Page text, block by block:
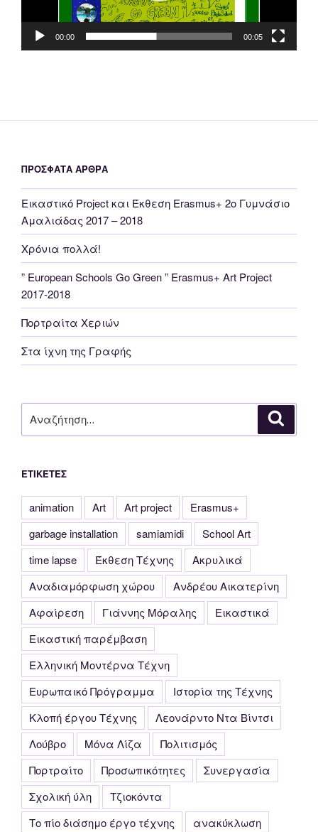
00:00 00:05
ΠΡΌΣΦΑΤΑ ΆΡΘΡΑ
Εικαστικό Project και Έκθεση Erasmus+ 2o Γυμνάσιο
Αμαλιάδας 2017 – 2018
Χρόνια πολλά!
” European Schools Go Green ” Erasmus+ Αrt Project
2017-2018
Πορτραίτα Χεριών
Στα ίχνη της Γραφής
για:
ΕΤΙΚΈΤΕΣ
animation Art Art project
Erasmus+
garbage installation
samiamidi
School Art
time lapse
Έκθεση Τέχνης
Ακρυλικά
Αναδιαμόρφωση χώρου
Ανδρέου Αικατερίνη
Αφαίρεση
Γιάννης Μόραλης
Εικαστικά
Εικαστική παρέμβαση
Ελληνική Μοντέρνα Τέχνη
Ευρωπαικό Πρόγραμμα
Ιστορία της Τέχνης
Κλοπή έργου Τέχνης
Λεονάρντο Ντα Βίντσι
Λούβρο
Μόνα Λίζα
Πολιτισμός
Πορτραίτο
Προσωπικότητες
Συνεργασία
Σχολική ύλη
Τζιοκόντα
Το πίο διάσημο έργο τέχνης
ανακύκλωση